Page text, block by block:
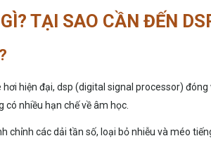
TẠI SAO CẦN ĐẾN
hiện đại, dsp (digital signal processor)
nhiều hạn chế về âm học.
chỉnh các dải tần số, loại bỏ nhiễu và méo